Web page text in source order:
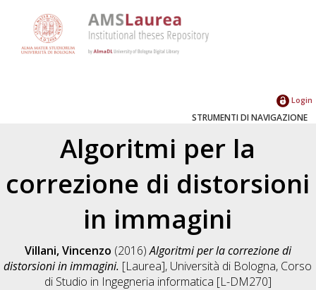
Login
STRUMENTI DI NAVIGAZIONE
Algoritmi per la
correzione di distorsioni
in immagini
Villani, Vincenzo (2016)Algoritmi per la correzione di
distorsioni in immagini. [Laurea], Università di Bologna, Corso
di Studio in Ingegneria informatica [L-DM270]